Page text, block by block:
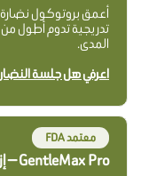
أعمق بروتوكول نضارة
تدريجية تدوم أطول من
المدى.
اعرفي هل جلسة
معتمد FDA
GentleMax Pro — إزالة الشعر